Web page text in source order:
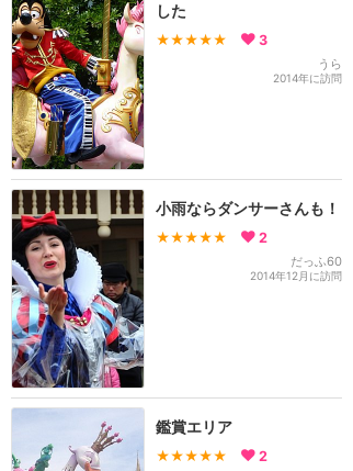
した
★★★★★ 3
うら
2014年に訪問
小雨ならダンサーさんも！
★★★★★ 2
だっふ60
2014年12月に訪問
鑑賞エリア
★★★★★ 2